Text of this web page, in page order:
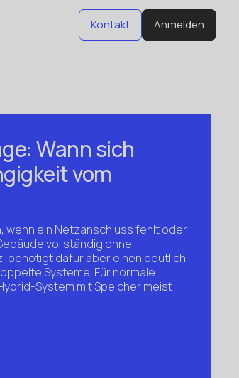
Kontakt
Kontakt
Anmelden
Anmelden
Wann sich
vom
wenn ein Netzanschluss fehlt oder
vollständig ohne
benötigt dafür aber einen deutlich
Systeme. Für normale
System mit Speicher meist